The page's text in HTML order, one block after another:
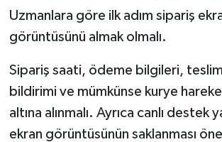
Uzmanlara göre ilk adım sipariş
görüntüsünü almak olmalı.
Sipariş saati, ödeme bilgileri,
bildirimi ve mümkünse kurye
altına alınmalı. Ayrıca canlı destek
ekran görüntüsünün saklanması